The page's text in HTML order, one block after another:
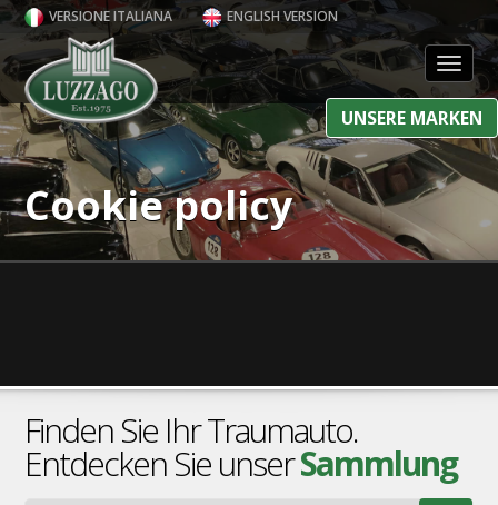
VERSIONE ITALIANA ENGLISH VERSION
UNSERE MARKEN
Cookie policy
Finden Sie Ihr Traumauto.
Entdecken Sie unserSammlung